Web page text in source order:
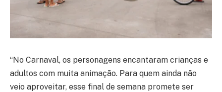
“No Carnaval, os personagens encantaram crianças e
adultos com muita animação. Para quem ainda não
veio aproveitar, esse final de semana promete ser